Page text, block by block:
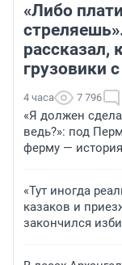
«Либо
рассказал,
грузовики
4 часа 7 796
«Я должен
ведь?»: под
ферму —
«Тут иногда
казаков и
закончился